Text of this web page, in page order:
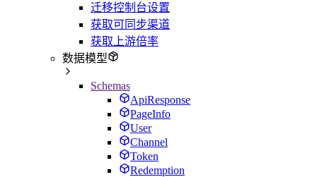
迁移控制台设置
获取可同步渠道
获取上游倍率
数据模型
Schemas
ApiResponse
PageInfo
User
Channel
Token
Redemption